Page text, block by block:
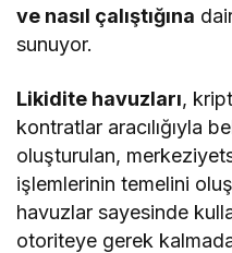
ve nasıl çalıştığına
sunuyor.
Likidite havuzları,
kontratlar aracılığıyla
oluşturulan,
işlemlerinin temelini
havuzlar sayesinde
otoriteye gerek